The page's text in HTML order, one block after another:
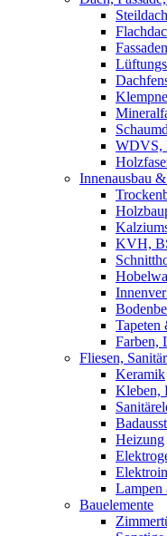
WDVS,
Innenausbau
KVH,
Farben,
Fliesen,
Keramik
Kleben,
Heizung
Lampen
Bauelemente